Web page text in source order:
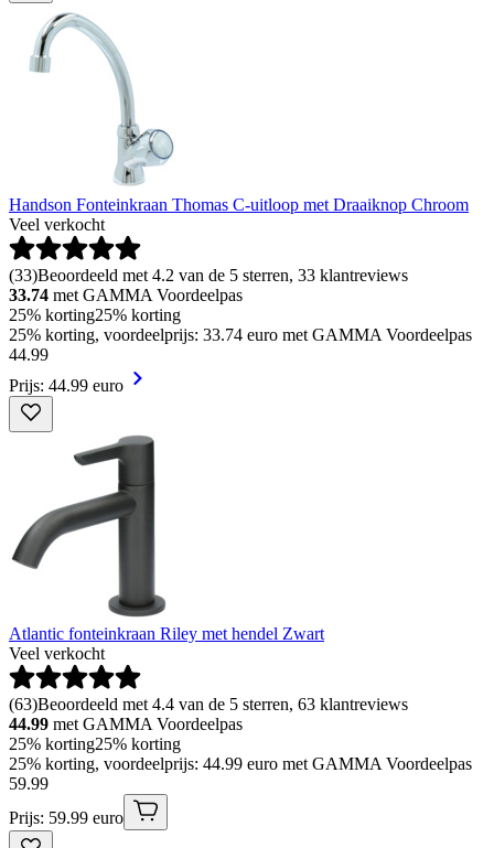
Handson Fonteinkraan Thomas C-uitloop met Draaiknop Chroom
Veel verkocht
(33)Beoordeeld met 4.2 van de 5 sterren, 33 klantreviews
33.74 met GAMMA Voordeelpas
25% korting25% korting
25% korting, voordeelprijs: 33.74 euro met GAMMA Voordeelpas
44.99
Prijs: 44.99 euro
Atlantic fonteinkraan Riley met hendel Zwart
Veel verkocht
(63)Beoordeeld met 4.4 van de 5 sterren, 63 klantreviews
44.99 met GAMMA Voordeelpas
25% korting25% korting
25% korting, voordeelprijs: 44.99 euro met GAMMA Voordeelpas
59.99
Prijs: 59.99 euro